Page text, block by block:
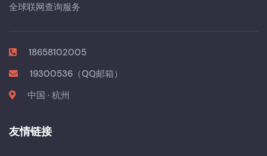
全球联网查询服务
18658102005
19300536（QQ邮箱）
中国 · 杭州
友情链接